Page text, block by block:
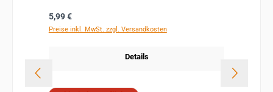
Regulärer Preis:
5,99 €
Preise inkl. MwSt. zzgl. Versandkosten
Details